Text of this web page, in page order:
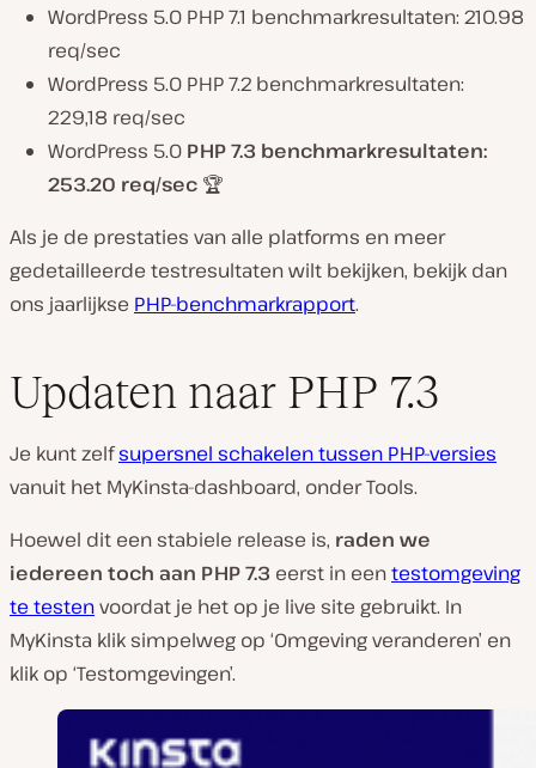
WordPress 5.0 PHP 7.1 benchmarkresultaten: 210.98
req/sec
WordPress 5.0 PHP 7.2 benchmarkresultaten:
229,18 req/sec
WordPress 5.0 PHP 7.3 benchmarkresultaten:
253.20 req/sec 🏆
Als je de prestaties van alle platforms en meer
gedetailleerde testresultaten wilt bekijken, bekijk dan
ons jaarlijkse PHP-benchmarkrapport.
Updaten naar PHP 7.3
Je kunt zelfsupersnel schakelen tussen PHP-versies
vanuit het MyKinsta-dashboard, onder Tools.
Hoewel dit een stabiele release is, raden we
iedereen toch aan PHP 7.3 eerst in eentestomgeving
te testenvoordat je het op je live site gebruikt. In
MyKinsta klik simpelweg op ‘Omgeving veranderen’ en
klik op ‘Testomgevingen’.